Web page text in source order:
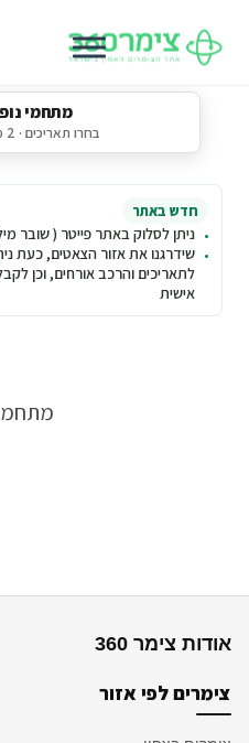
מתחמי
בחרו תאריכים · 2 מבוגרים
חדש באתר
ניתן לסלוק באתר פייטר ( שובר
שידרגנו את אזור הצאטים, כעת
לתאריכים והרכב אורחים, וכן
אישית
אודות צימר 360
צימרים לפי אזור